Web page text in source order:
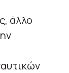
άλλο